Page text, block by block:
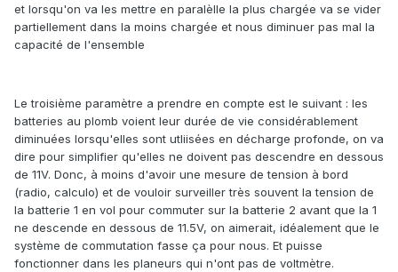
et lorsqu'on va les mettre en paralèlle la plus chargée va se vider
partiellement dans la moins chargée et nous diminuer pas mal la
capacité de l'ensemble
Le troisième paramètre a prendre en compte est le suivant : les
batteries au plomb voient leur durée de vie considérablement
diminuées lorsqu'elles sont utliisées en décharge profonde, on va
dire pour simplifier qu'elles ne doivent pas descendre en dessous
de 11V. Donc, à moins d'avoir une mesure de tension à bord
(radio, calculo) et de vouloir surveiller très souvent la tension de
la batterie 1 en vol pour commuter sur la batterie 2 avant que la 1
ne descende en dessous de 11.5V, on aimerait, idéalement que le
système de commutation fasse ça pour nous. Et puisse
fonctionner dans les planeurs qui n'ont pas de voltmètre.